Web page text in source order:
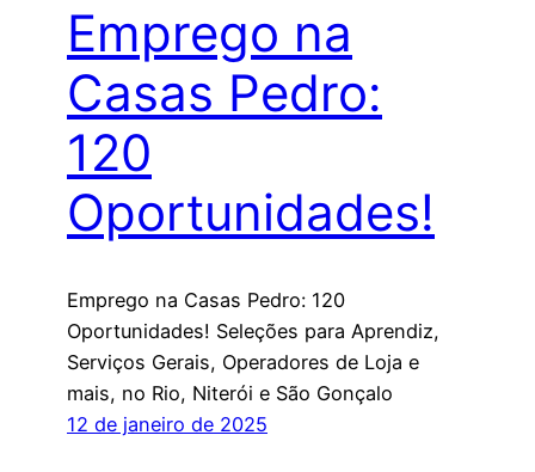
Emprego na
Casas Pedro:
120
Oportunidades!
Emprego na Casas Pedro: 120
Oportunidades! Seleções para Aprendiz,
Serviços Gerais, Operadores de Loja e
mais, no Rio, Niterói e São Gonçalo
12 de janeiro de 2025